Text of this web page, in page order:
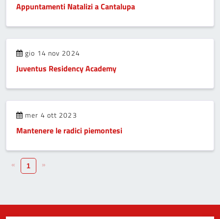
Appuntamenti Natalizi a Cantalupa
gio 14 nov 2024
Juventus Residency Academy
mer 4 ott 2023
Mantenere le radici piemontesi
« 1 »